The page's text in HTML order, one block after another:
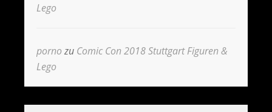
Lego
porno zu Comic Con 2018 Stuttgart Figuren &
Lego